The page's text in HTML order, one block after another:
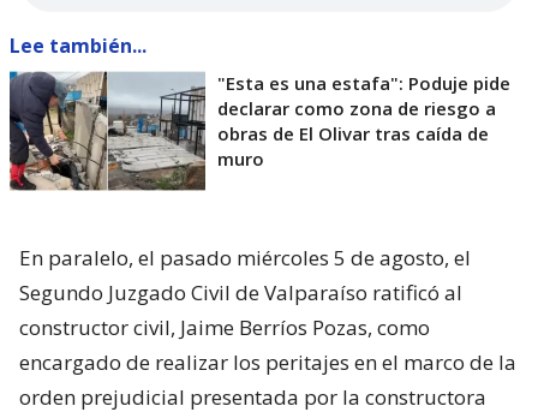
Lee también...
"Esta es una estafa": Poduje pide
declarar como zona de riesgo a
obras de El Olivar tras caída de
muro
En paralelo, el pasado miércoles 5 de agosto, el
Segundo Juzgado Civil de Valparaíso ratificó al
constructor civil, Jaime Berríos Pozas, como
encargado de realizar los peritajes en el marco de la
orden prejudicial presentada por la constructora